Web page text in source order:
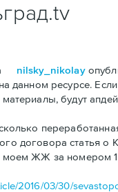
nilsky_nikolay
данном ресурсе.
будут
договора статья о
моем ЖЖ за номером
2016/03/30/